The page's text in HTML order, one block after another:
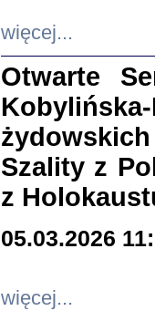
więcej...
Otwarte
Szality z
z
05.03.2026
więcej...